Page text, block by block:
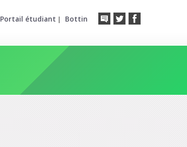
Portail étudiant | Bottin